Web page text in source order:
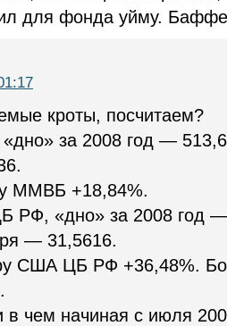
для фонда уйму.
кроты, посчитаем?
за 2008 год —
ММВБ +18,84%.
«дно» за 2008 год —
— 31,5616.
США ЦБ РФ +36,48%.
чем начиная с июля